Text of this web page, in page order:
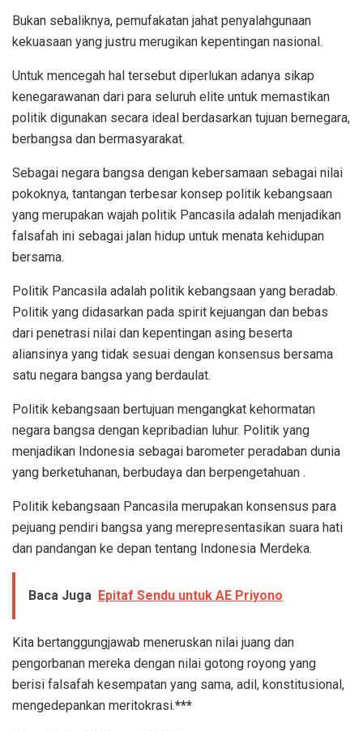
Bukan sebaliknya, pemufakatan jahat penyalahgunaan
kekuasaan yang justru merugikan kepentingan nasional.
Untuk mencegah hal tersebut diperlukan adanya sikap
kenegarawanan dari para seluruh elite untuk memastikan
politik digunakan secara ideal berdasarkan tujuan bernegara,
berbangsa dan bermasyarakat.
Sebagai negara bangsa dengan kebersamaan sebagai nilai
pokoknya, tantangan terbesar konsep politik kebangsaan
yang merupakan wajah politik Pancasila adalah menjadikan
falsafah ini sebagai jalan hidup untuk menata kehidupan
bersama.
Politik Pancasila adalah politik kebangsaan yang beradab.
Politik yang didasarkan pada spirit kejuangan dan bebas
dari penetrasi nilai dan kepentingan asing beserta
aliansinya yang tidak sesuai dengan konsensus bersama
satu negara bangsa yang berdaulat.
Politik kebangsaan bertujuan mengangkat kehormatan
negara bangsa dengan kepribadian luhur. Politik yang
menjadikan Indonesia sebagai barometer peradaban dunia
yang berketuhanan, berbudaya dan berpengetahuan .
Politik kebangsaan Pancasila merupakan konsensus para
pejuang pendiri bangsa yang merepresentasikan suara hati
dan pandangan ke depan tentang Indonesia Merdeka.
Baca Juga Epitaf Sendu untuk AE Priyono
Kita bertanggungjawab meneruskan nilai juang dan
pengorbanan mereka dengan nilai gotong royong yang
berisi falsafah kesempatan yang sama, adil, konstitusional,
mengedepankan meritokrasi.***